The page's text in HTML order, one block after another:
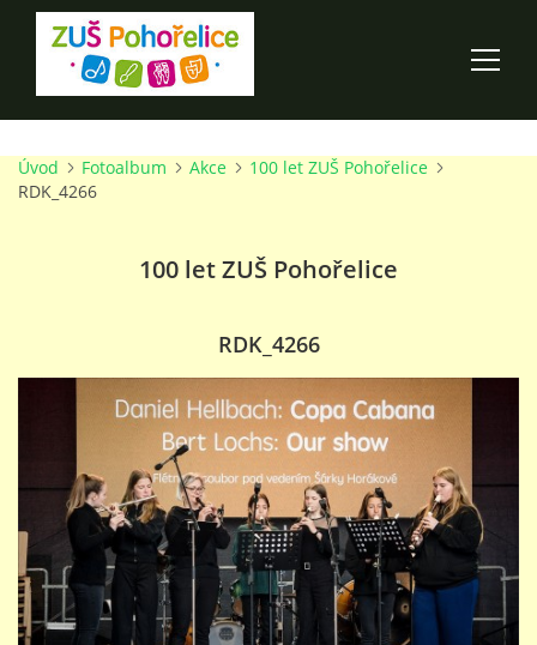
ÚVOD
TALENTOVÉ ZKOUŠKY
STUDIJNÍ OBORY
Úvod Fotoalbum Akce
100 let ZUŠ Pohořelice
RDK_4266
100 let ZUŠ Pohořelice
RDK_4266